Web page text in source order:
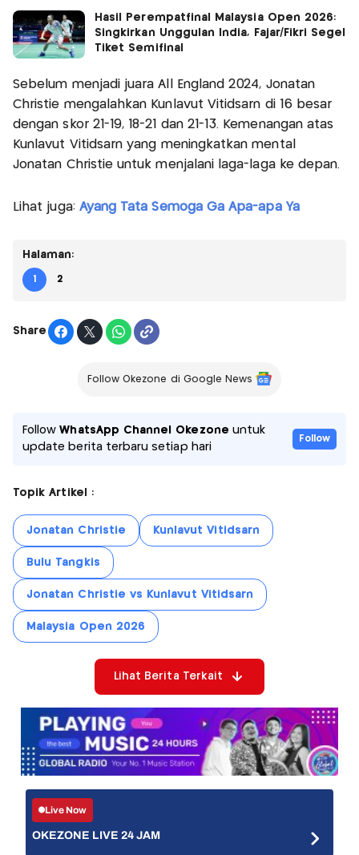
Hasil Perempatfinal Malaysia Open 2026:
Singkirkan Unggulan India, Fajar/Fikri Segel
Tiket Semifinal
Sebelum menjadi juara All England 2024, Jonatan
Christie mengalahkan Kunlavut Vitidsarn di 16 besar
dengan skor 21-19, 18-21 dan 21-13. Kemenangan atas
Kunlavut Vitidsarn yang meningkatkan mental
Jonatan Christie untuk menjalani laga-laga ke depan.
Lihat juga: Ayang Tata Semoga Ga Apa-apa Ya
Halaman:
1 2
Share
Follow Okezone di Google News
FollowWhatsApp Channel Okezone untuk
update berita terbaru setiap hari
Follow
Topik Artikel :
Jonatan Christie Kunlavut Vitidsarn
Bulu Tangkis
Jonatan Christie vs Kunlavut Vitidsarn
Malaysia Open 2026
Lihat Berita Terkait
Live Now
OKEZONE LIVE 24 JAM